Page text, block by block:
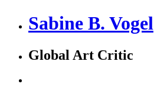
Sabine B. Vogel
Global Art Critic